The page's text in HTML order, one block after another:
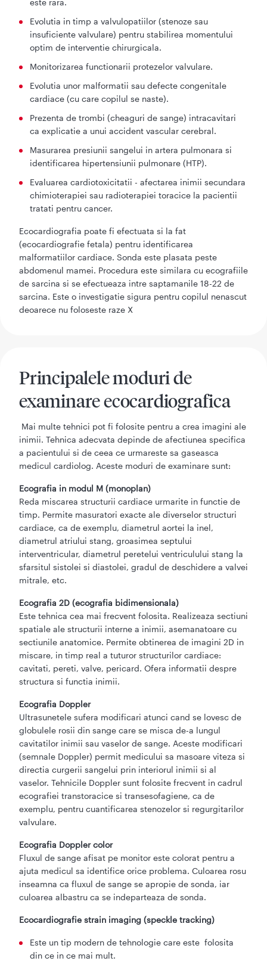
Evolutia in timp a valvulopatiilor (stenoze sau
insuficiente valvulare) pentru stabilirea momentului
optim de interventie chirurgicala.
Monitorizarea functionarii protezelor valvulare.
Evolutia unor malformatii sau defecte congenitale
cardiace (cu care copilul se naste).
Prezenta de trombi (cheaguri de sange) intracavitari
ca explicatie a unui accident vascular cerebral.
Masurarea presiunii sangelui in artera pulmonara si
identificarea hipertensiunii pulmonare (HTP).
Evaluarea cardiotoxicitatii - afectarea inimii secundara
chimioterapiei sau radioterapiei toracice la pacientii
tratati pentru cancer.
Ecocardiografia poate fi efectuata si la fat
(ecocardiografie fetala) pentru identificarea
malformatiilor cardiace. Sonda este plasata peste
abdomenul mamei. Procedura este similara cu ecografiile
de sarcina si se efectueaza intre saptamanile 18-22 de
sarcina. Este o investigatie sigura pentru copilul nenascut
deoarece nu foloseste raze X
Principalele moduri de
examinare ecocardiografica
Mai multe tehnici pot fi folosite pentru a crea imagini ale
inimii. Tehnica adecvata depinde de afectiunea specifica
a pacientului si de ceea ce urmareste sa gaseasca
medicul cardiolog. Aceste moduri de examinare sunt:
Ecografia in modul M (monoplan)
Reda miscarea structurii cardiace urmarite in functie de
timp. Permite masuratori exacte ale diverselor structuri
cardiace, ca de exemplu, diametrul aortei la inel,
diametrul atriului stang, groasimea septului
interventricular, diametrul peretelui ventriculului stang la
sfarsitul sistolei si diastolei, gradul de deschidere a valvei
mitrale, etc.
Ecografia 2D (ecografia bidimensionala)
Este tehnica cea mai frecvent folosita. Realizeaza sectiuni
spatiale ale structurii interne a inimii, asemanatoare cu
sectiunile anatomice. Permite obtinerea de imagini 2D in
miscare, in timp real a tuturor structurilor cardiace:
cavitati, pereti, valve, pericard. Ofera informatii despre
structura si functia inimii.
Ecografia Doppler
Ultrasunetele sufera modificari atunci cand se lovesc de
globulele rosii din sange care se misca de-a lungul
cavitatilor inimii sau vaselor de sange. Aceste modificari
(semnale Doppler) permit medicului sa masoare viteza si
directia curgerii sangelui prin interiorul inimii si al
vaselor. Tehnicile Doppler sunt folosite frecvent in cadrul
ecografiei transtoracice si transesofagiene, ca de
exemplu, pentru cuantificarea stenozelor si regurgitarilor
valvulare.
Ecografia Doppler color
Fluxul de sange afisat pe monitor este colorat pentru a
ajuta medicul sa identifice orice problema. Culoarea rosu
inseamna ca fluxul de sange se apropie de sonda, iar
culoarea albastru ca se indeparteaza de sonda.
Ecocardiografie strain imaging (speckle tracking)
Este un tip modern de tehnologie care este folosita
din ce in ce mai mult.